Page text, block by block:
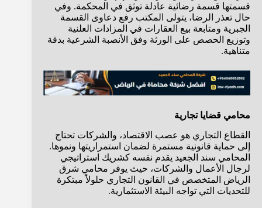
قسمتها قسمة رضائية عادلة توثق في المحكمة. وفي
حال تعذر الرضا، يتولى المكتب رفع دعاوى القسمة
الجبرية ومتابعة بيع العقارات في المزادات العلنية
وتوزيع الحصص على الورثة وفق الأنصبة الشرعية بدقة
متناهية.
محامي قضايا تجارية
القطاع التجاري هو عصب الاقتصاد، والشركات تحتاج
إلى حماية قانونية مستمرة لضمان استمراريتها ونموها.
المحامي سند الجعيد يقدم نفسه كشريك استراتيجي
لرجال الأعمال والشركات، حيث يوفر محامي شرق
الرياض المتخصص في القانون التجاري حلولاً مبتكرة
للتحديات التي تواجه البيئة الاستثمارية.